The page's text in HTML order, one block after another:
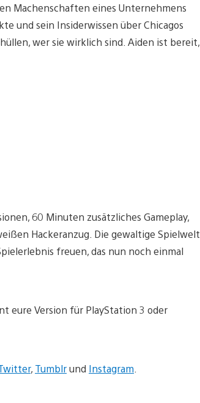
Machenschaften eines Unternehmens
und sein Insiderwissen über Chicagos
wer sie wirklich sind. Aiden ist bereit,
60 Minuten zusätzliches Gameplay,
Hackeranzug. Die gewaltige Spielwelt
freuen, das nun noch einmal
eure Version für PlayStation 3 oder
, Tumblrund Instagram